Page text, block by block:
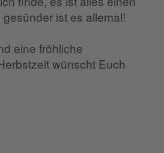
ist es allemal!
eine fröhliche
wünscht Euch